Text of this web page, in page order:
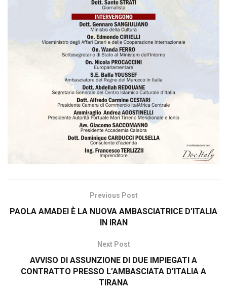
Previous Post
PAOLA AMADEI È LA NUOVA AMBASCIATRICE D’ITALIA
IN IRAN
Next Post
AVVISO DI ASSUNZIONE DI DUE IMPIEGATI A
CONTRATTO PRESSO L’AMBASCIATA D’ITALIA A
TIRANA